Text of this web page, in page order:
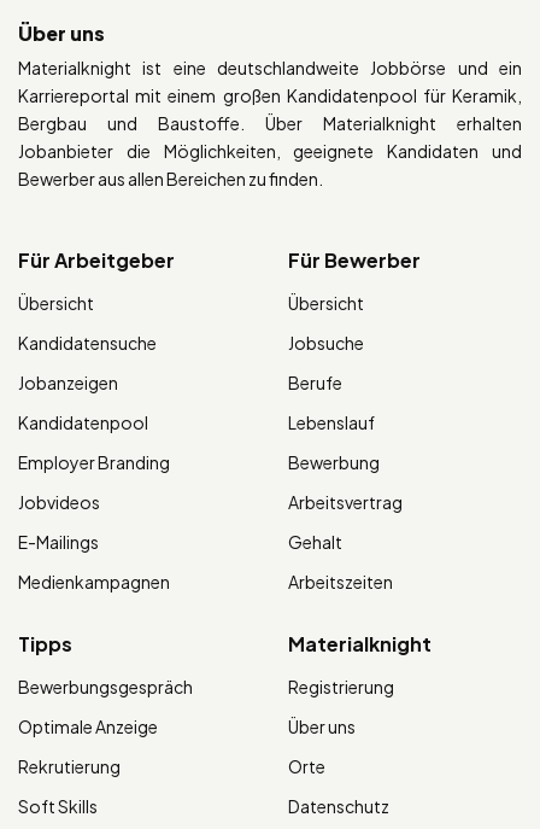
Über uns
Materialknight ist eine deutschlandweite Jobbörse und ein
Karriereportal mit einem großen Kandidatenpool für Keramik,
Bergbau und Baustoffe. Über Materialknight erhalten
Jobanbieter die Möglichkeiten, geeignete Kandidaten und
Bewerber aus allen Bereichen zu finden.
Für Arbeitgeber
Übersicht
Kandidatensuche
Jobanzeigen
Kandidatenpool
Employer Branding
Jobvideos
E-Mailings
Medienkampagnen
Für Bewerber
Übersicht
Jobsuche
Berufe
Lebenslauf
Bewerbung
Arbeitsvertrag
Gehalt
Arbeitszeiten
Tipps
Bewerbungsgespräch
Optimale Anzeige
Rekrutierung
Soft Skills
Materialknight
Registrierung
Über uns
Orte
Datenschutz